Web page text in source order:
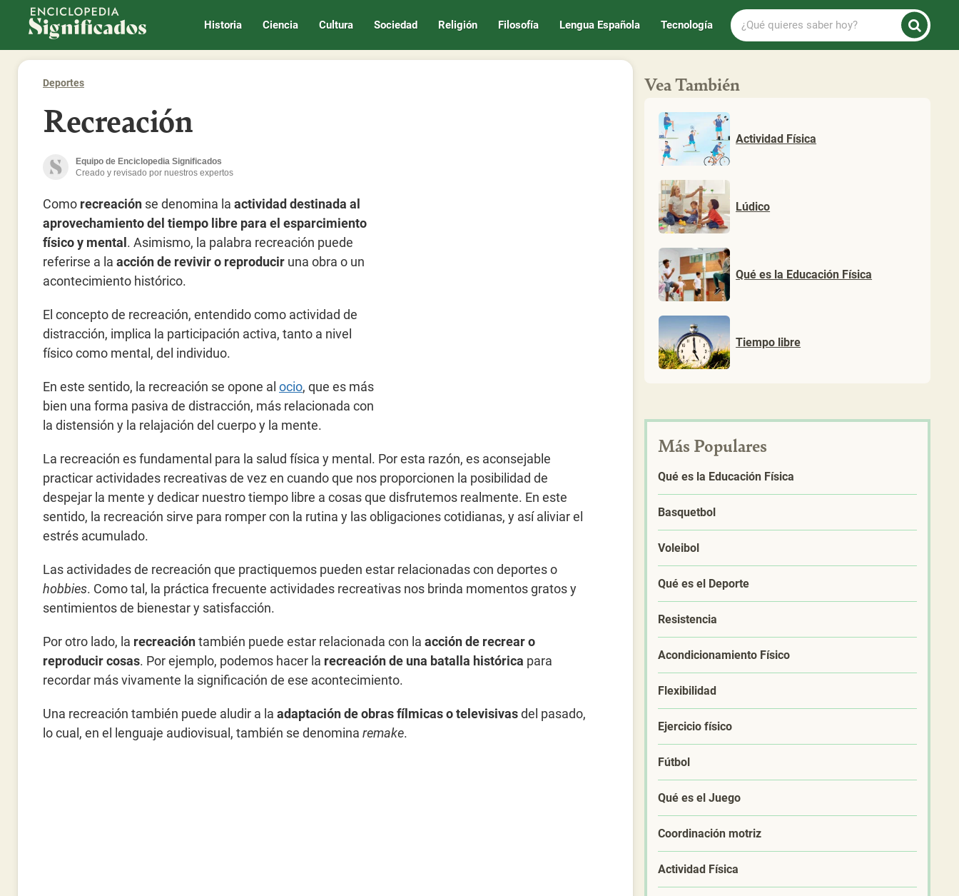
Enciclopedia Significados
Historia Ciencia Cultura Sociedad Religión Filosofía Lengua Española Tecnología
¿Qué
quieres
saber
Deportes
Recreación
Equipo de Enciclopedia Significados
Creado y revisado por nuestros expertos
Como recreación se denomina la actividad destinada al
aprovechamiento del tiempo libre para el esparcimiento
físico y mental . Asimismo, la palabra recreación puede
referirse a la acción de revivir o reproducir una obra o un
acontecimiento histórico.
El concepto de recreación, entendido como actividad de
distracción, implica la participación activa, tanto a nivel
físico como mental, del individuo.
En este sentido, la recreación se opone al ocio, que es más
bien una forma pasiva de distracción, más relacionada con
la distensión y la relajación del cuerpo y la mente.
La recreación es fundamental para la salud física y mental. Por esta razón, es aconsejable
practicar actividades recreativas de vez en cuando que nos proporcionen la posibilidad de
despejar la mente y dedicar nuestro tiempo libre a cosas que disfrutemos realmente. En este
sentido, la recreación sirve para romper con la rutina y las obligaciones cotidianas, y así aliviar el
estrés acumulado.
Las actividades de recreación que practiquemos pueden estar relacionadas con deportes o
hobbies. Como tal, la práctica frecuente actividades recreativas nos brinda momentos gratos y
sentimientos de bienestar y satisfacción.
Por otro lado, la recreacióntambién puede estar relacionada con la acción de recrear o
reproducir cosas. Por ejemplo, podemos hacer la recreación de una batalla histórica para
recordar más vivamente la significación de ese acontecimiento.
Una recreación también puede aludir a la adaptación de obras fílmicas o televisivasdel pasado,
lo cual, en el lenguaje audiovisual, también se denomina remake.
Vea También
Actividad Física
Lúdico
Qué es la Educación Física
Tiempo libre
Más Populares
Qué es la Educación Física
Basquetbol
Voleibol
Qué es el Deporte
Resistencia
Acondicionamiento Físico
Flexibilidad
Ejercicio físico
Fútbol
Qué es el Juego
Coordinación motriz
Actividad Física